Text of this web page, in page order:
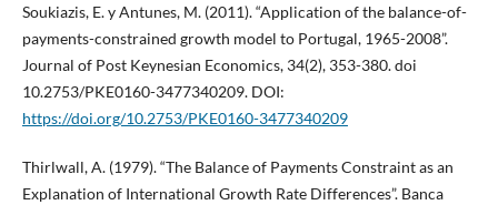
Soukiazis, E. y Antunes, M. (2011). “Application of the balance-of-
payments-constrained growth model to Portugal, 1965-2008”.
Journal of Post Keynesian Economics, 34(2), 353-380. doi
10.2753/PKE0160-3477340209. DOI:
https://doi.org/10.2753/PKE0160-3477340209
Thirlwall, A. (1979). “The Balance of Payments Constraint as an
Explanation of International Growth Rate Differences”. Banca